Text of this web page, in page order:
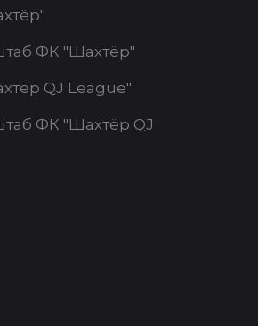
ФК "Шахтёр"
QJ League"
ФК "Шахтёр QJ